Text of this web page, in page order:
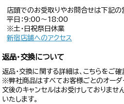
店頭でのお受取りやお問合せは下記の
平日：9:00〜18:00
※土・日祝祭日休業
新宿店舗へのアクセス
返品・交換について
返品・交換に関する詳細は、こちらをご確
※弊社商品はすべてお客様ごとのオーダ
文後のキャンセルはお受けしておりませ
いたします。